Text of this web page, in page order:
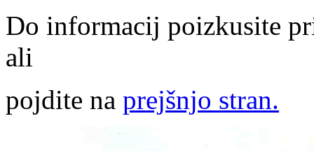
Do informacij poizkusite
ali
pojdite na prejšnjo stran.